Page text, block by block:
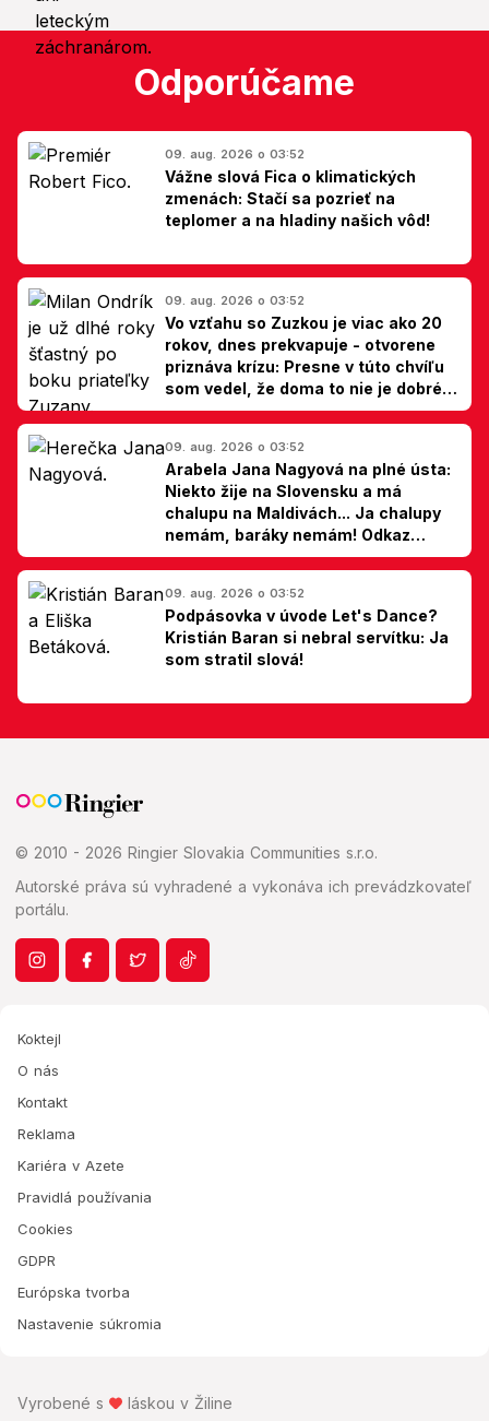
Odporúčame
09. aug. 2026 o 03:52
Vážne slová Fica o klimatických
zmenách: Stačí sa pozrieť na
teplomer a na hladiny našich vôd!
09. aug. 2026 o 03:52
Vo vzťahu so Zuzkou je viac ako 20
rokov, dnes prekvapuje - otvorene
priznáva krízu: Presne v túto chvíľu
som vedel, že doma to nie je dobré,
hovorí Milan Ondrík
09. aug. 2026 o 03:52
Arabela Jana Nagyová na plné ústa:
Niekto žije na Slovensku a má
chalupu na Maldivách... Ja chalupy
nemám, baráky nemám! Odkaz
Slovákom
09. aug. 2026 o 03:52
Podpásovka v úvode Let's Dance?
Kristián Baran si nebral servítku: Ja
som stratil slová!
© 2010 - 2026 Ringier Slovakia Communities s.r.o.
Autorské práva sú vyhradené a vykonáva ich prevádzkovateľ
portálu.
Koktejl
O nás
Kontakt
Reklama
Kariéra v Azete
Pravidlá používania
Cookies
GDPR
Európska tvorba
Nastavenie súkromia
Vyrobené s láskou v Žiline